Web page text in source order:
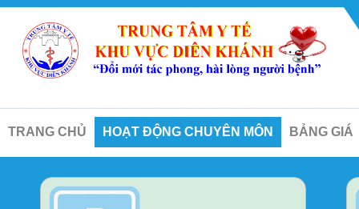
TRANG CHỦ HOẠT ĐỘNG CHUYÊN MÔN BẢNG GIÁ